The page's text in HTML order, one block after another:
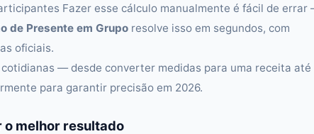
Fazer esse cálculo manualmente é fácil de errar
de Presente em Grupo resolve isso em segundos, com
oficiais.
— desde converter medidas para uma receita até
para garantir precisão em 2026.
o melhor resultado